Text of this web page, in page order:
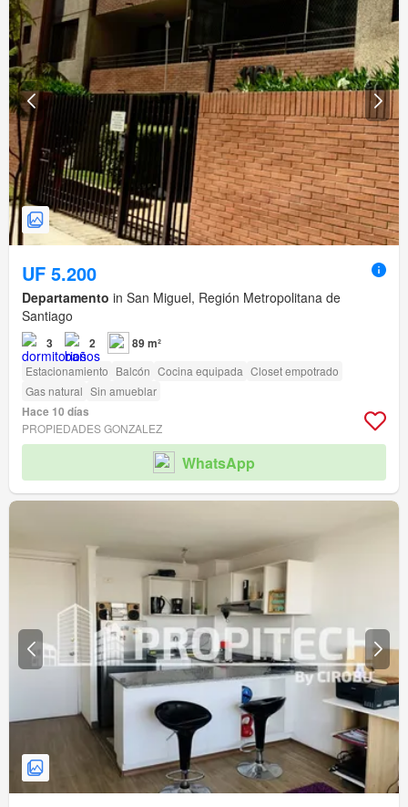
UF 5.200
Departamento in San Miguel, Región Metropolitana de
Santiago
3 2 89 m²
Estacionamiento Balcón Cocina equipada Closet empotrado
Gas natural Sin amueblar
Hace 10 días
PROPIEDADES GONZALEZ
WhatsApp